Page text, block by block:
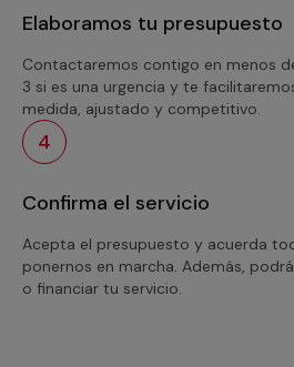
Elaboramos tu presupuesto
Contactaremos contigo en menos
3 si es una urgencia y te
medida, ajustado y competitivo.
4
Confirma el servicio
Acepta el presupuesto y acuerda
ponernos en marcha. Además,
o financiar tu servicio.